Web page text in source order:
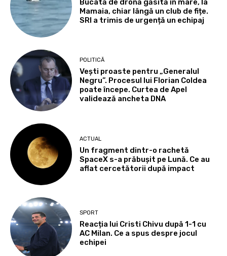
Bucată de dronă găsită în mare, la
Mamaia, chiar lângă un club de fițe.
SRI a trimis de urgență un echipaj
POLITICĂ
Vești proaste pentru „Generalul
Negru”. Procesul lui Florian Coldea
poate începe. Curtea de Apel
validează ancheta DNA
ACTUAL
Un fragment dintr-o rachetă
SpaceX s-a prăbușit pe Lună. Ce au
aflat cercetătorii după impact
SPORT
Reacția lui Cristi Chivu după 1-1 cu
AC Milan. Ce a spus despre jocul
echipei